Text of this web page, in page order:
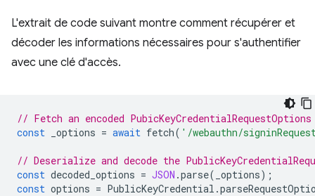
L'extrait de code suivant montre comment récupérer et
décoder les informations nécessaires pour s'authentifier
avec une clé d'accès.
// Fetch an encoded
const
_options = await fetch( '/webauthn/
// Deserialize and decode the
const decoded_options = JSON .parse( _options);
const options = PublicKeyCredential .